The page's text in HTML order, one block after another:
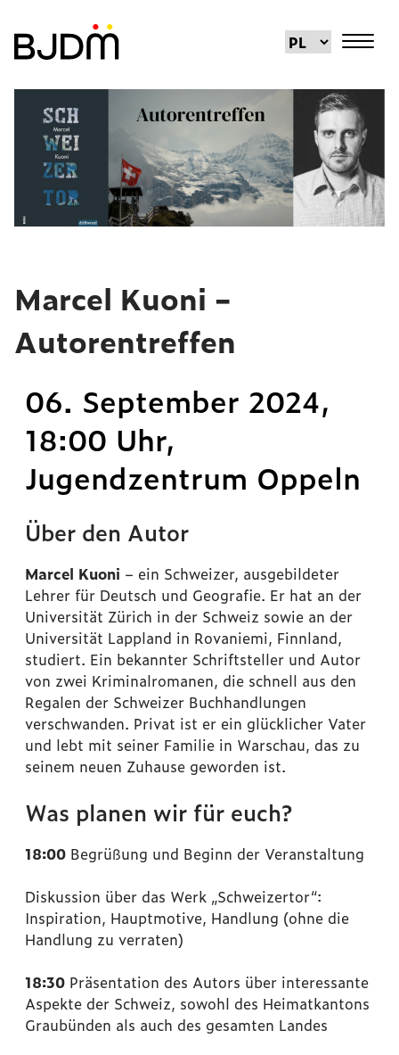
Marcel Kuoni –
Autorentreffen
06. September 2024,
18:00 Uhr,
Jugendzentrum Oppeln
Über den Autor
Marcel Kuoni – ein Schweizer, ausgebildeter
Lehrer für Deutsch und Geografie. Er hat an der
Universität Zürich in der Schweiz sowie an der
Universität Lappland in Rovaniemi, Finnland,
studiert. Ein bekannter Schriftsteller und Autor
von zwei Kriminalromanen, die schnell aus den
Regalen der Schweizer Buchhandlungen
verschwanden. Privat ist er ein glücklicher Vater
und lebt mit seiner Familie in Warschau, das zu
seinem neuen Zuhause geworden ist.
Was planen wir für euch?
18:00 Begrüßung und Beginn der Veranstaltung
Diskussion über das Werk „Schweizertor“:
Inspiration, Hauptmotive, Handlung (ohne die
Handlung zu verraten)
18:30 Präsentation des Autors über interessante
Aspekte der Schweiz, sowohl des Heimatkantons
Graubünden als auch des gesamten Landes